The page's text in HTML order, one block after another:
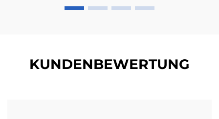
KUNDENBEWERTUNG